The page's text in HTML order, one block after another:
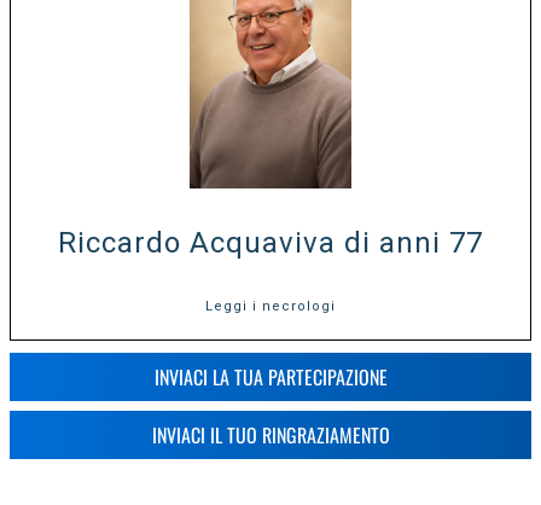
Riccardo Acquaviva di anni 77
Leggi i necrologi
INVIACI LA TUA PARTECIPAZIONE
INVIACI IL TUO RINGRAZIAMENTO